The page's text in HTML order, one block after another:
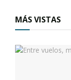
MÁS VISTAS